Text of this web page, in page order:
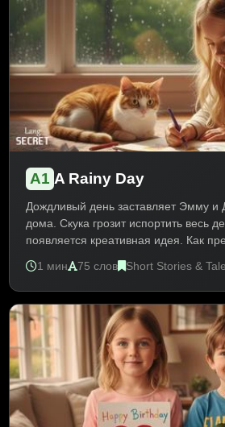
A1 A Rainy Day
Дождливый день заставляет Эмму и
дома. Скука грозит испортить весь
появляется креативная идея. Как
творчестве. Текст для начинающих
эмоциях и хобби. Практика Present
глагол can.
1 мин 75 слов Short Stories &